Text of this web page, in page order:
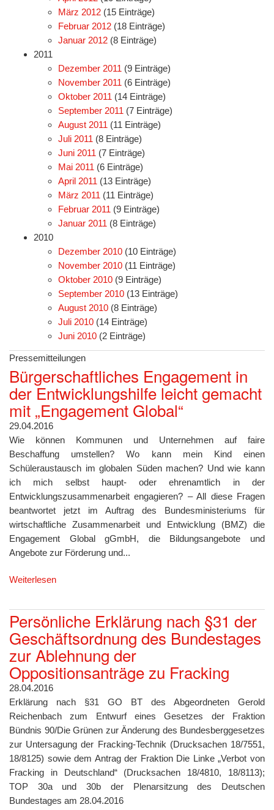
März 2012 (15 Einträge)
Februar 2012 (18 Einträge)
Januar 2012 (8 Einträge)
2011
Dezember 2011 (9 Einträge)
November 2011 (6 Einträge)
Oktober 2011 (14 Einträge)
September 2011 (7 Einträge)
August 2011 (11 Einträge)
Juli 2011 (8 Einträge)
Juni 2011 (7 Einträge)
Mai 2011 (6 Einträge)
April 2011 (13 Einträge)
März 2011 (11 Einträge)
Februar 2011 (9 Einträge)
Januar 2011 (8 Einträge)
2010
Dezember 2010 (10 Einträge)
November 2010 (11 Einträge)
Oktober 2010 (9 Einträge)
September 2010 (13 Einträge)
August 2010 (8 Einträge)
Juli 2010 (14 Einträge)
Juni 2010 (2 Einträge)
Pressemitteilungen
Bürgerschaftliches Engagement in
der Entwicklungshilfe leicht gemacht
mit „Engagement Global“
29.04.2016
Wie können Kommunen und Unternehmen auf faire
Beschaffung umstellen? Wo kann mein Kind einen
Schüleraustausch im globalen Süden machen? Und wie kann
ich mich selbst haupt- oder ehrenamtlich in der
Entwicklungszusammenarbeit engagieren? – All diese Fragen
beantwortet jetzt im Auftrag des Bundesministeriums für
wirtschaftliche Zusammenarbeit und Entwicklung (BMZ) die
Engagement Global gGmbH, die Bildungsangebote und
Angebote zur Förderung und...
Weiterlesen
Persönliche Erklärung nach §31 der
Geschäftsordnung des Bundestages
zur Ablehnung der
Oppositionsanträge zu Fracking
28.04.2016
Erklärung nach §31 GO BT des Abgeordneten Gerold
Reichenbach zum Entwurf eines Gesetzes der Fraktion
Bündnis 90/Die Grünen zur Änderung des Bundesberggesetzes
zur Untersagung der Fracking-Technik (Drucksachen 18/7551,
18/8125) sowie dem Antrag der Fraktion Die Linke „Verbot von
Fracking in Deutschland“ (Drucksachen 18/4810, 18/8113);
TOP 30a und 30b der Plenarsitzung des Deutschen
Bundestages am 28.04.2016